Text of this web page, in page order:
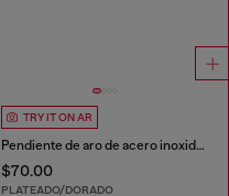
TRY IT ON AR
Pendiente de aro de acero inoxidable
$70.00
PLATEADO/DORADO